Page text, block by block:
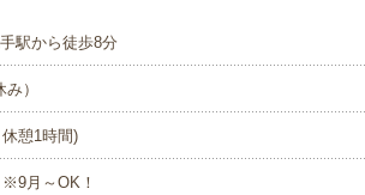
駅から徒歩8分
）
憩1時間)
月～OK！